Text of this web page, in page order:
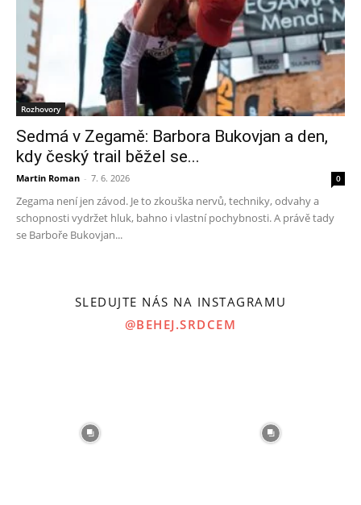
Rozhovory
Sedmá v Zegamě: Barbora Bukovjan a den,
kdy český trail běžel se...
Martin Roman - 7. 6. 2026 0
Zegama není jen závod. Je to zkouška nervů, techniky, odvahy a
schopnosti vydržet hluk, bahno i vlastní pochybnosti. A právě tady
se Barboře Bukovjan...
SLEDUJTE NÁS NA INSTAGRAMU
@BEHEJ.SRDCEM